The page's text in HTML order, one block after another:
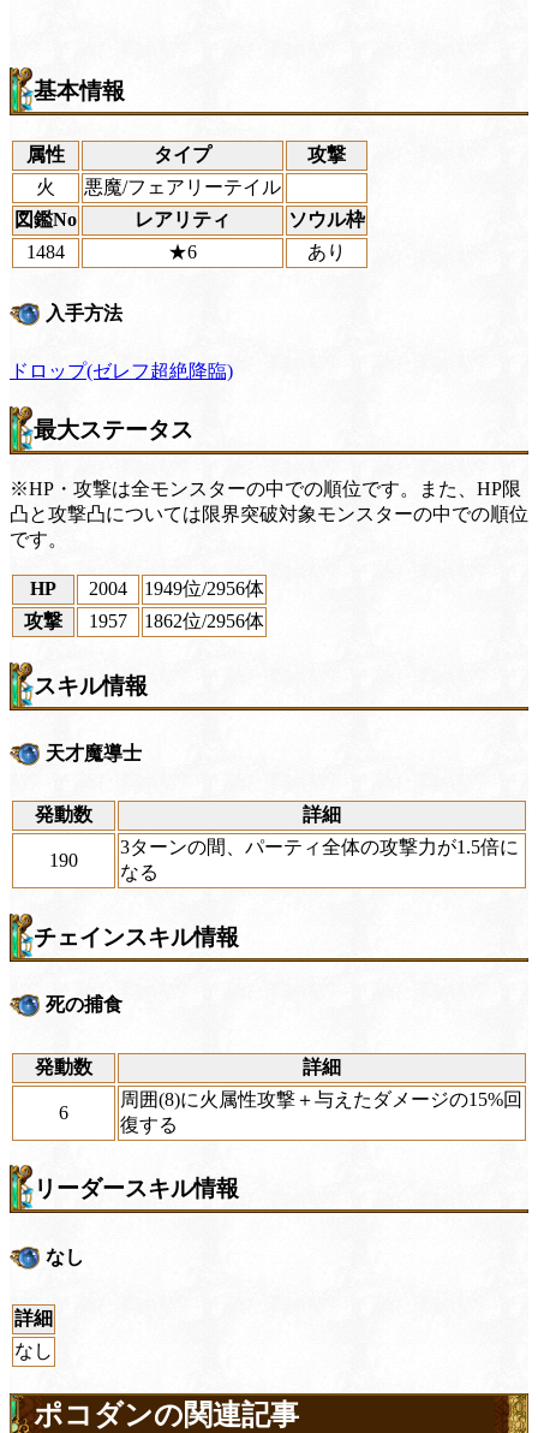
基本情報
属性 タイプ
攻撃
火
悪魔/フェアリーテイル
図鑑No
レアリティ
ソウル枠
1484
★6 あり
入手方法
ドロップ(ゼレフ超絶降臨)
最大ステータス
※HP・攻撃は全モンスターの中での順位です。また、HP限
凸と攻撃凸については限界突破対象モンスターの中での順位
です。
HP 2004 1949位/2956体
攻撃
1957 1862位/2956体
スキル情報
天才魔導士
発動数 詳細
190
3ターンの間、パーティ全体の攻撃力が1.5倍に
なる
チェインスキル情報
死の捕食
発動数 詳細
6
周囲(8)に火属性攻撃＋与えたダメージの15%回
復する
リーダースキル情報
なし
詳細
なし
ポコダンの関連記事